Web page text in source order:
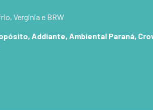
Verginia e BRW
Addiante, Ambiental Paraná,